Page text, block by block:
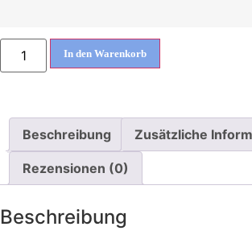
In den Warenkorb
Beschreibung Zusätzliche
Rezensionen (0)
Beschreibung